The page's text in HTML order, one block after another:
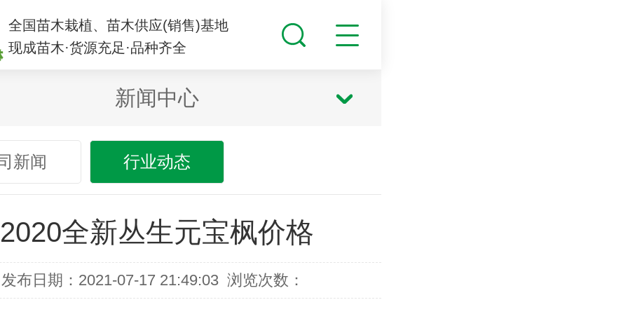
全国苗木栽植、苗木供应(销售)基地
现成苗木·货源充足·品种齐全
新闻中心
新闻 行业动态
2020全新丛生元宝枫价格
发布日期：2021-07-17 21:49:03 浏览次数：